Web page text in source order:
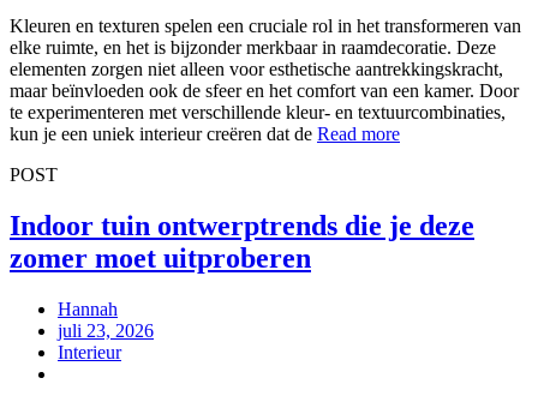
Kleuren en texturen spelen een cruciale rol in het transformeren van
elke ruimte, en het is bijzonder merkbaar in raamdecoratie. Deze
elementen zorgen niet alleen voor esthetische aantrekkingskracht,
maar beïnvloeden ook de sfeer en het comfort van een kamer. Door
te experimenteren met verschillende kleur- en textuurcombinaties,
kun je een uniek interieur creëren dat de Read more
POST
Indoor tuin ontwerptrends die je deze
zomer moet uitproberen
Hannah
juli 23, 2026
Interieur